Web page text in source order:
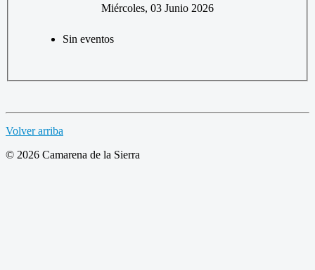
Miércoles, 03 Junio 2026
Sin eventos
Volver arriba
© 2026 Camarena de la Sierra